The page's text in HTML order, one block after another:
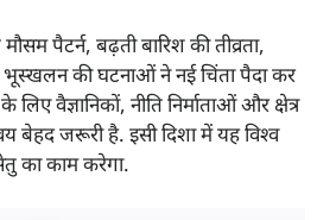
पैटर्न, बढ़ती बारिश की तीव्रता,
की घटनाओं ने नई चिंता पैदा कर
वैज्ञानिकों, नीति निर्माताओं और क्षेत्र
बेहद जरूरी है. इसी दिशा में यह विश्व
का काम करेगा.